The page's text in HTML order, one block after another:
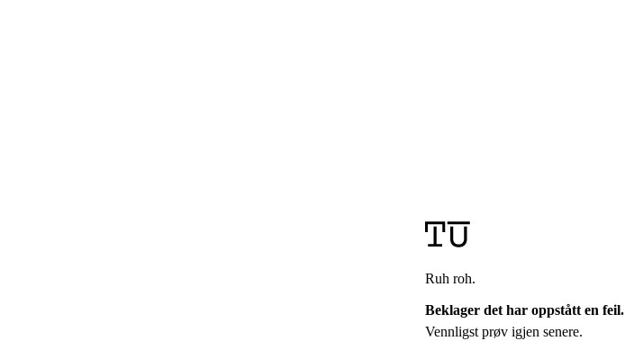
Ruh roh.
Beklager det har oppstått en feil.
Vennligst prøv igjen senere.